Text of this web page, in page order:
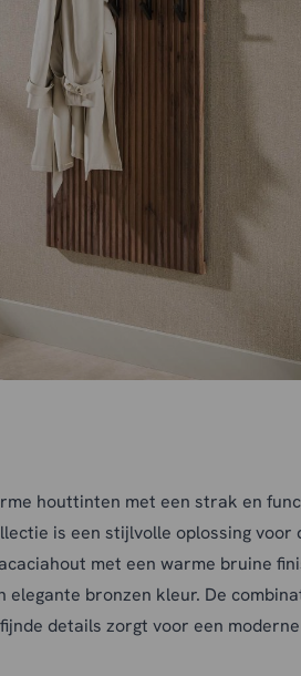
houttinten met een strak en
is een stijlvolle oplossing voor
met een warme bruine
elegante bronzen kleur. De
details zorgt voor een